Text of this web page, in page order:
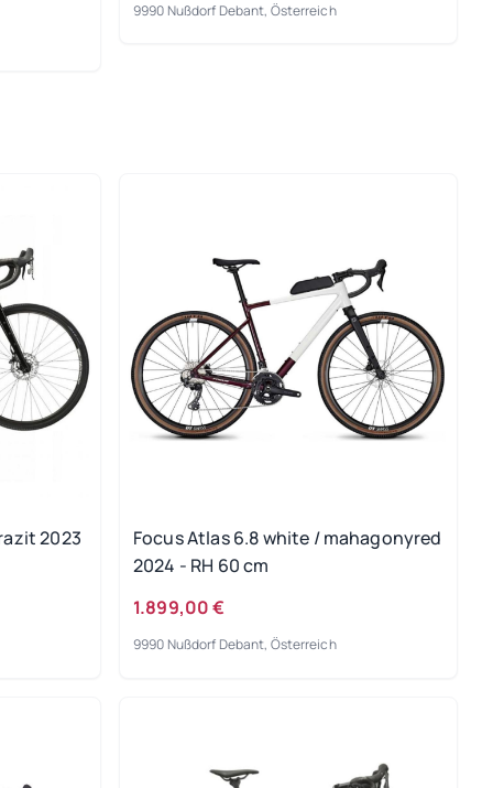
9990 Nußdorf Debant, Österreich
2023
Focus Atlas 6.8 white / mahagonyred
2024 - RH 60 cm
1.899,00 €
9990 Nußdorf Debant, Österreich